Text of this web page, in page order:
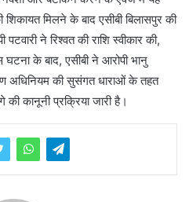
मिलने के बाद एसीबी बिलासपुर की
ने रिश्वत की राशि स्वीकार की,
के बाद, एसीबी ने आरोपी भानु
अधिनियम की सुसंगत धाराओं के तहत
कानूनी प्रक्रिया जारी है।